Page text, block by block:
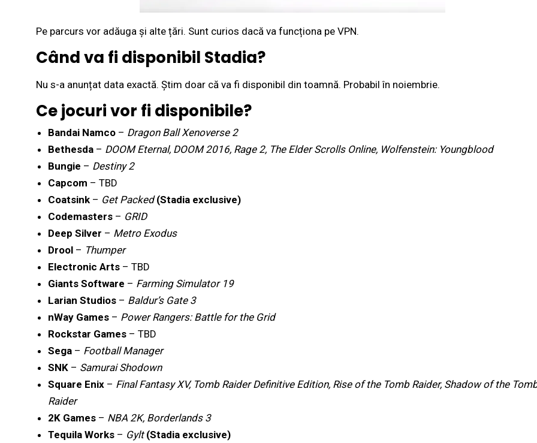
Pe parcurs vor adăuga și alte țări. Sunt curios dacă va funcționa pe VPN.
Când va fi disponibil Stadia?
Nu s-a anunțat data exactă. Știm doar că va fi disponibil din toamnă. Probabil în noiembrie.
Ce jocuri vor fi disponibile?
Bandai Namco – Dragon Ball Xenoverse 2
Bethesda – DOOM Eternal, DOOM 2016, Rage 2, The Elder Scrolls Online, Wolfenstein: Youngblood
Bungie – Destiny 2
Capcom – TBD
Coatsink – Get Packed(Stadia exclusive)
Codemasters – GRID
Deep Silver – Metro Exodus
Drool – Thumper
Electronic Arts – TBD
Giants Software – Farming Simulator 19
Larian Studios – Baldur’s Gate 3
nWay Games – Power Rangers: Battle for the Grid
Rockstar Games – TBD
Sega – Football Manager
SNK – Samurai Shodown
Square Enix – Final Fantasy XV, Tomb Raider Definitive Edition, Rise of the Tomb Raider, Shadow of the
Raider
2K Games – NBA 2K, Borderlands 3
Tequila Works – Gylt (Stadia exclusive)